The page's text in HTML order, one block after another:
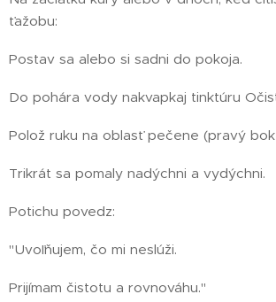
ťažobu:
Postav sa alebo si sadni do pokoja.
Do pohára vody nakvapkaj tinktúru
Polož ruku na oblasť pečene (pravý
Trikrát sa pomaly nadýchni a vydýchni.
Potichu povedz:
"Uvoľňujem, čo mi neslúži.
Prijímam čistotu a rovnováhu."